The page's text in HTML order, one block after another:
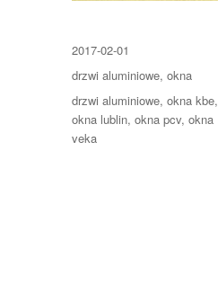
Data
publikacji
2017-02-01
Kategorie
drzwi aluminiowe,okna
Tagi
drzwi aluminiowe,okna kbe,
okna lublin,okna pcv,okna
veka